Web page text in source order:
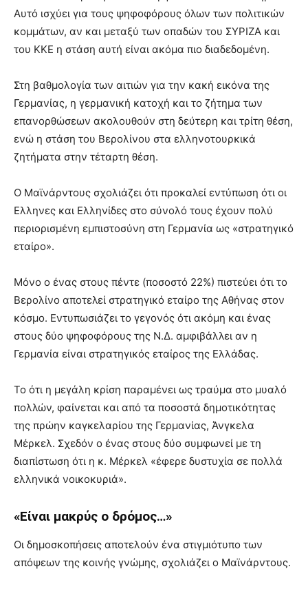
Αυτό ισχύει για τους ψηφοφόρους όλων των πολιτικών
κομμάτων, αν και μεταξύ των οπαδών του ΣΥΡΙΖΑ και
του ΚΚΕ η στάση αυτή είναι ακόμα πιο διαδεδομένη.
Στη βαθμολογία των αιτιών για την κακή εικόνα της
Γερμανίας, η γερμανική κατοχή και το ζήτημα των
επανορθώσεων ακολουθούν στη δεύτερη και τρίτη θέση,
ενώ η στάση του Βερολίνου στα ελληνοτουρκικά
ζητήματα στην τέταρτη θέση.
Ο Μαϊνάρντους σχολιάζει ότι προκαλεί εντύπωση ότι οι
Ελληνες και Ελληνίδες στο σύνολό τους έχουν πολύ
περιορισμένη εμπιστοσύνη στη Γερμανία ως «στρατηγικό
εταίρο».
Μόνο ο ένας στους πέντε (ποσοστό 22%) πιστεύει ότι το
Βερολίνο αποτελεί στρατηγικό εταίρο της Αθήνας στον
κόσμο. Εντυπωσιάζει το γεγονός ότι ακόμη και ένας
στους δύο ψηφοφόρους της Ν.Δ. αμφιβάλλει αν η
Γερμανία είναι στρατηγικός εταίρος της Ελλάδας.
Το ότι η μεγάλη κρίση παραμένει ως τραύμα στο μυαλό
πολλών, φαίνεται και από τα ποσοστά δημοτικότητας
της πρώην καγκελαρίου της Γερμανίας, Άνγκελα
Μέρκελ. Σχεδόν ο ένας στους δύο συμφωνεί με τη
διαπίστωση ότι η κ. Μέρκελ «έφερε δυστυχία σε πολλά
ελληνικά νοικοκυριά».
«Είναι μακρύς ο δρόμος…»
Οι δημοσκοπήσεις αποτελούν ένα στιγμιότυπο των
απόψεων της κοινής γνώμης, σχολιάζει ο Μαϊνάρντους.